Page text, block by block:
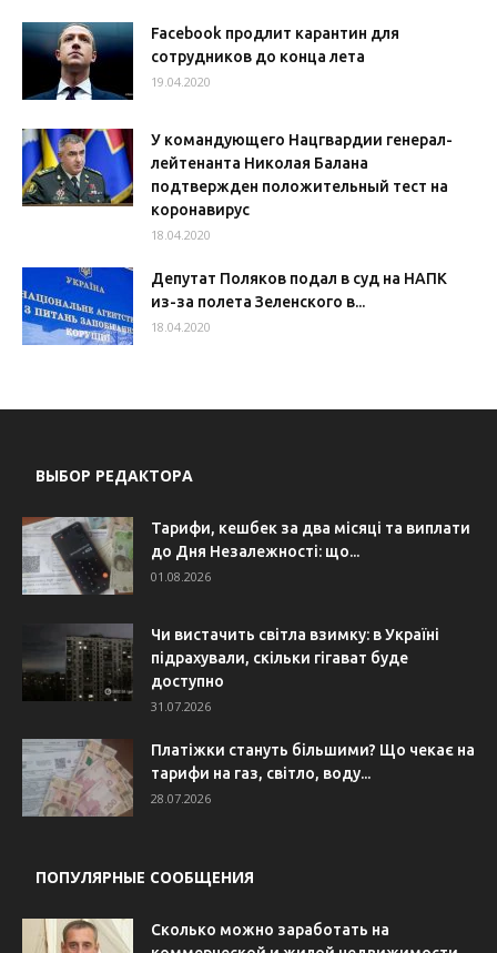
Facebook продлит карантин для
сотрудников до конца лета
19.04.2020
У командующего Нацгвардии генерал-
лейтенанта Николая Балана
подтвержден положительный тест на
коронавирус
18.04.2020
Депутат Поляков подал в суд на НАПК
из-за полета Зеленского в...
18.04.2020
ВЫБОР РЕДАКТОРА
Тарифи, кешбек за два місяці та виплати
до Дня Незалежності: що...
01.08.2026
Чи вистачить світла взимку: в Україні
підрахували, скільки гігават буде
доступно
31.07.2026
Платіжки стануть більшими? Що чекає на
тарифи на газ, світло, воду...
28.07.2026
ПОПУЛЯРНЫЕ СООБЩЕНИЯ
Сколько можно заработать на